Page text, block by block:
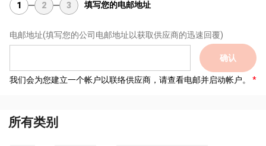
1 2 3 填写您的电邮地址
电邮地址(填写您的公司电邮地址以获取供应商的迅速回覆)
确认
我们会为您建立一个帐户以联络供应商，请查看电邮并启动帐户。
所有类别